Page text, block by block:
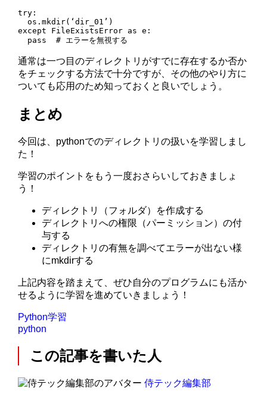
try:
  os.mkdir(‘dir_01’)
except FileExistsError as e:
  pass  # エラーを無視する
通常は一つ目のディレクトリがすでに存在するか否か
をチェックする方法で十分ですが、その他のやり方に
ついても応用のため知っておくと良いでしょう。
まとめ
今回は、pythonでのディレクトリの扱いを学習しまし
た！
学習のポイントをもう一度おさらいしておきましょ
う！
ディレクトリ（フォルダ）を作成する
ディレクトリへの権限（パーミッション）の付
与する
ディレクトリの有無を調べてエラーが出ない様
にmkdirする
上記内容を踏まえて、ぜひ自分のプログラムにも活か
せるように学習を進めていきましょう！
Python学習
python
この記事を書いた人
侍テック編集部